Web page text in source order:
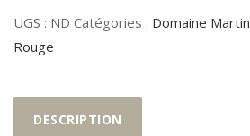
Martin
Rouge
UGS : ND Catégories : Domaine Martin
Rouge
DESCRIPTION